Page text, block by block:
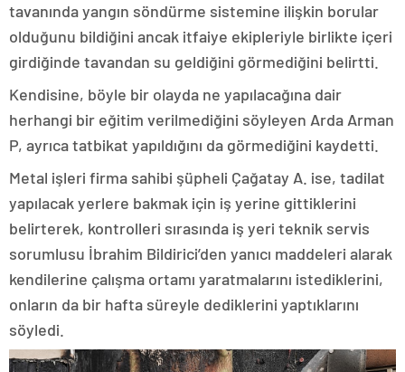
tavanında yangın söndürme sistemine ilişkin borular
olduğunu bildiğini ancak itfaiye ekipleriyle birlikte içeri
girdiğinde tavandan su geldiğini görmediğini belirtti.
Kendisine, böyle bir olayda ne yapılacağına dair
herhangi bir eğitim verilmediğini söyleyen Arda Arman
P, ayrıca tatbikat yapıldığını da görmediğini kaydetti.
Metal işleri firma sahibi şüpheli Çağatay A. ise, tadilat
yapılacak yerlere bakmak için iş yerine gittiklerini
belirterek, kontrolleri sırasında iş yeri teknik servis
sorumlusu İbrahim Bildirici’den yanıcı maddeleri alarak
kendilerine çalışma ortamı yaratmalarını istediklerini,
onların da bir hafta süreyle dediklerini yaptıklarını
söyledi.